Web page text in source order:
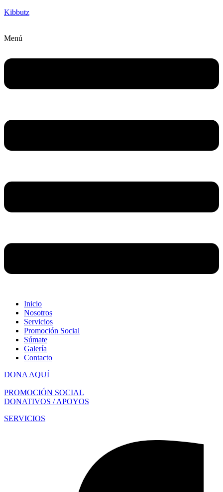
Kibbutz
Menú
Inicio
Nosotros
Servicios
Promoción Social
Súmate
Galería
Contacto
DONA AQUÍ
PROMOCIÓN SOCIAL
DONATIVOS / APOYOS
SERVICIOS